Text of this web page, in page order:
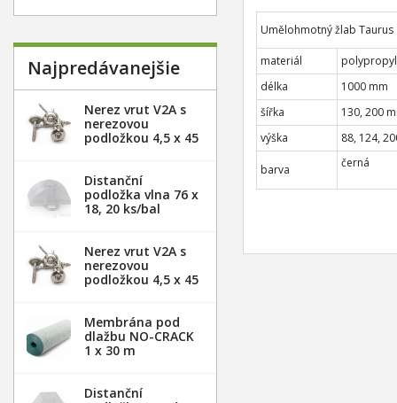
Umělohmotný žlab Taurus
materiál
délka
1000 mm
šířka
130, 200
výška
88, 124,
barva černá
Najpredávanejšie
Nerez vrut V2A s
nerezovou
podložkou 4,5 x 45
Distanční
podložka vlna 76 x
18, 20 ks/bal
Nerez vrut V2A s
nerezovou
podložkou 4,5 x 45
Membrána pod
dlažbu NO-CRACK
1 x 30 m
Distanční